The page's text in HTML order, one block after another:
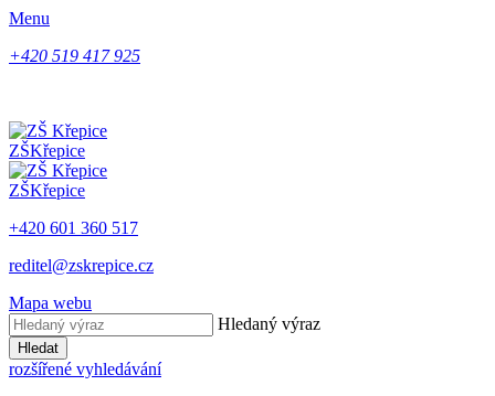
Menu
+420 519 417 925
ZŠKřepice
ZŠKřepice
+420 601 360 517
reditel@zskrepice.cz
Mapa webu
Hledaný výraz
Hledat
rozšířené vyhledávání